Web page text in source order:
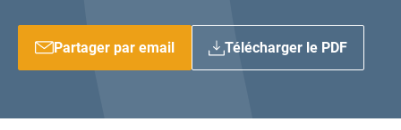
Partager par email Télécharger le PDF